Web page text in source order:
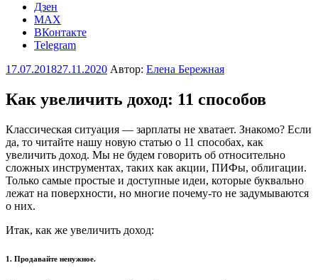
Дзен
MAX
ВКонтакте
Telegram
Опубликовано
17.07.201827.11.2020 Автор: Елена Бережная
Как увеличить доход: 11 способов
Классическая ситуация — зарплаты не хватает. Знакомо? Если
да, то читайте нашу новую статью о 11 способах, как
увеличить доход. Мы не будем говорить об относительно
сложных инструментах, таких как акции, ПИФы, облигации.
Только самые простые и доступные идеи, которые буквально
лежат на поверхности, но многие почему-то не задумываются
о них.
Итак, как же увеличить доход:
1. Продавайте ненужное.